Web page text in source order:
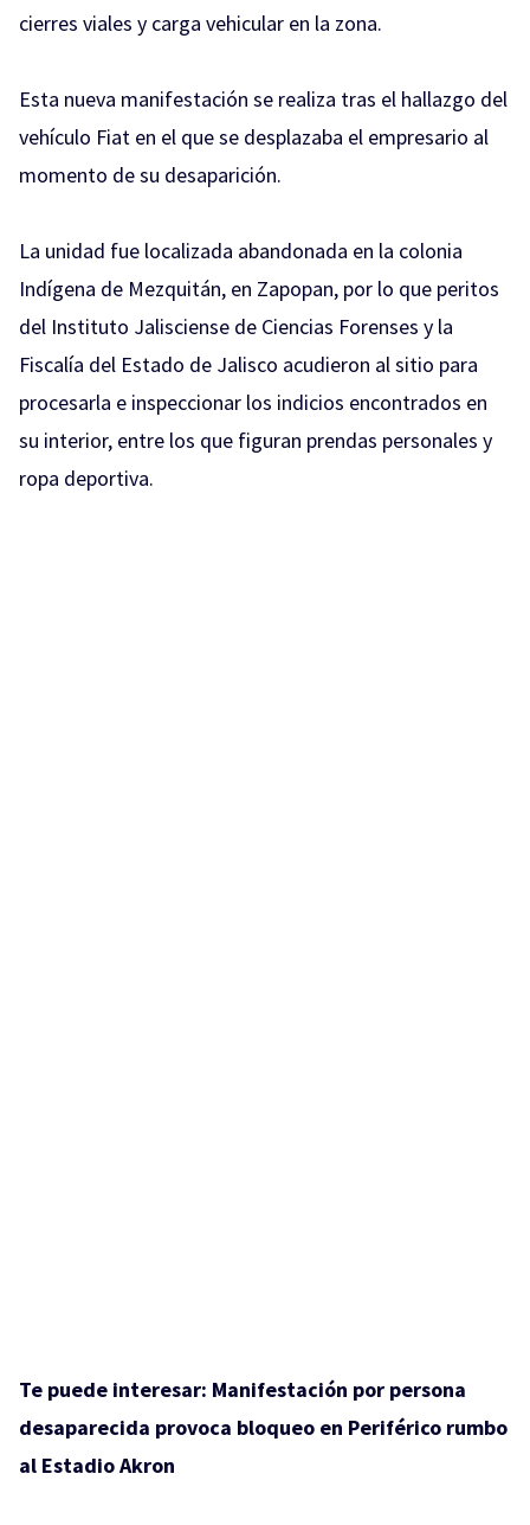
cierres viales y carga vehicular en la zona.
Esta nueva manifestación se realiza tras el hallazgo del
vehículo Fiat en el que se desplazaba el empresario al
momento de su desaparición.
La unidad fue localizada abandonada en la colonia
Indígena de Mezquitán, en Zapopan, por lo que peritos
del Instituto Jalisciense de Ciencias Forenses y la
Fiscalía del Estado de Jalisco acudieron al sitio para
procesarla e inspeccionar los indicios encontrados en
su interior, entre los que figuran prendas personales y
ropa deportiva.
Te puede interesar: Manifestación por persona
desaparecida provoca bloqueo en Periférico rumbo
al Estadio Akron